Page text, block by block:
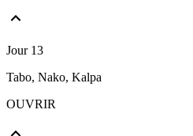
Jour 13
Tabo, Nako, Kalpa
OUVRIR